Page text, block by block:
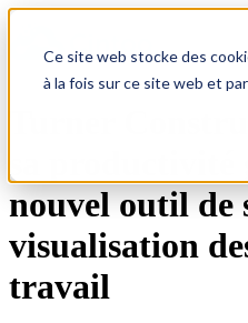
Ce site web stocke des
à la fois sur ce site web et
sa productivité
nouvel outil de
visualisation
travail